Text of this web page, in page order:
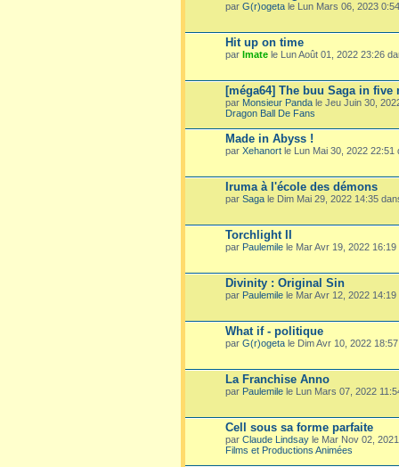
par G(r)ogeta le Lun Mars 06, 2023
Hit up on time
par Imate le Lun Août 01, 2022 23:26
[méga64] The buu Saga in five
par Monsieur Panda le Jeu Juin 30,
Dragon Ball De Fans
Made in Abyss !
par Xehanort le Lun Mai 30, 2022 22:51
Iruma à l'école des démons
par Saga le Dim Mai 29, 2022 14:35
Torchlight II
par Paulemile le Mar Avr 19, 2022
Divinity : Original Sin
par Paulemile le Mar Avr 12, 2022
What if - politique
par G(r)ogeta le Dim Avr 10, 2022
La Franchise Anno
par Paulemile le Lun Mars 07, 2022
Cell sous sa forme parfaite
par Claude Lindsay le Mar Nov 02,
Films et Productions Animées